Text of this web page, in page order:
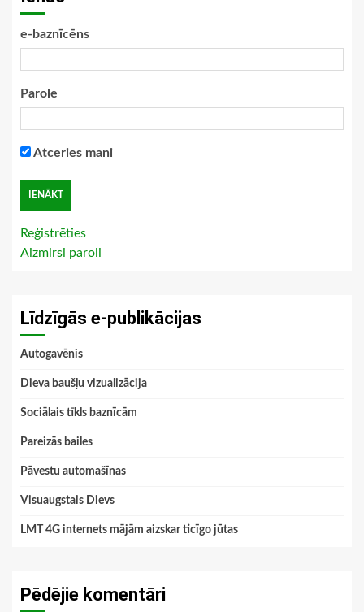
e-baznīcēns
Parole
Atceries mani
Reģistrēties
Aizmirsi paroli
Līdzīgās e-publikācijas
Autogavēnis
Dieva baušļu vizualizācija
Sociālais tīkls baznīcām
Pareizās bailes
Pāvestu automašīnas
Visuaugstais Dievs
LMT 4G internets mājām aizskar ticīgo jūtas
Pēdējie komentāri